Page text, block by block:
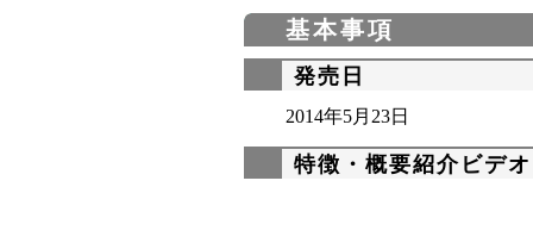
基本事項
発売日
2014年5月23日
特徴・概要紹介ビデオ